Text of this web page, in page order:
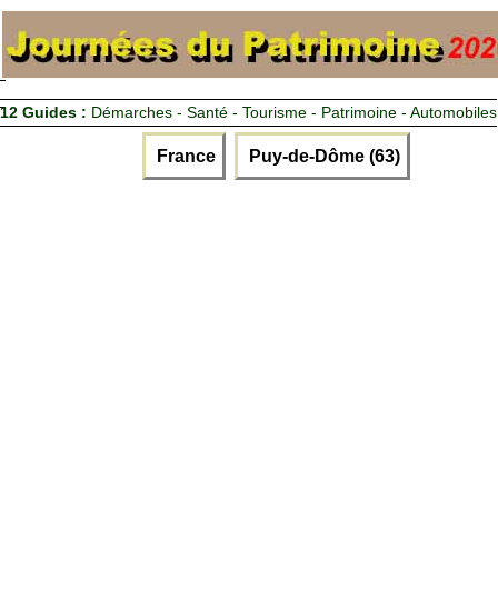
12 Guides : Démarches - Santé - Tourisme - Patrimoine - Automobiles
France Puy-de-Dôme (63)